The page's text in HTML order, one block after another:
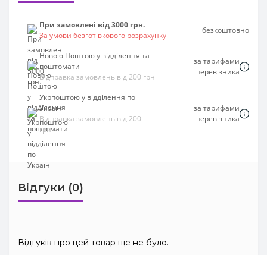
При замовлені від 3000 грн.
За умови безготівкового розрахунку
безкоштовно
Новою Поштою у відділення та
поштомати
Відправка замовлень від 200 грн
за тарифами
перевізника
Укрпоштою у відділення по
Україні
Відправка замовлень від 200
грн
за тарифами
перевізника
Відгуки (0)
Відгуків про цей товар ще не було.